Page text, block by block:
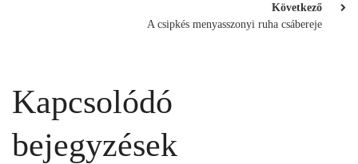
Következő
A csipkés menyasszonyi ruha csábereje
Kapcsolódó
bejegyzések